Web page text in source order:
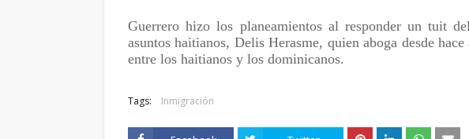
Guerrero hizo los planeamientos al responder un tuit
asuntos haitianos, Delis Herasme, quien aboga desde
entre los haitianos y los dominicanos.
Tags: Inmigración